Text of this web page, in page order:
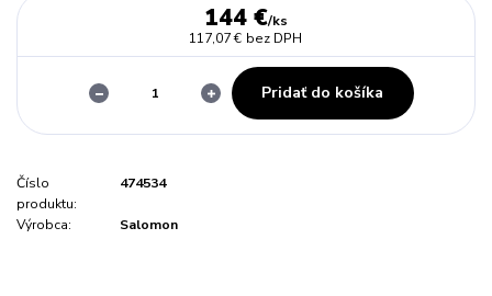
144 €/ks
117,07 € bez DPH
Pridať do košíka
Číslo
produktu:
474534
Výrobca: Salomon